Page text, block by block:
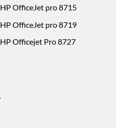
HP OfficeJet pro 8715
HP OfficeJet pro 8719
HP Officejet Pro 8727